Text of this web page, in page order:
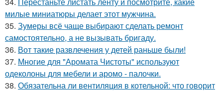
милые миниатюры делает этот мужчина.
35. Зумеры всё чаще выбирают сделать ремонт
самостоятельно, а не вызывать бригаду.
36. Вот такие развлечения у детей раньше были!
37. Многие для "Аромата Чистоты" используют
одеколоны для мебели и аромо - палочки.
38. Обязательна ли вентиляция в котельной: что говорит